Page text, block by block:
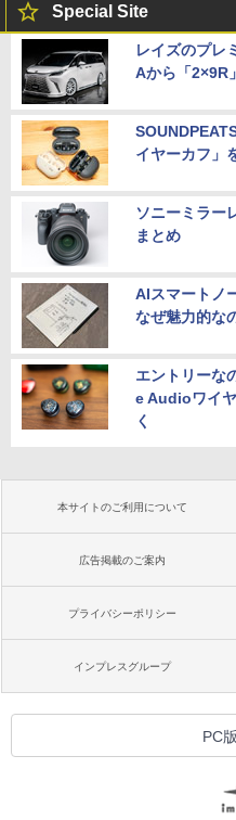
Special Site
レイズのプレ
Aから「2×9R
イヤーカフ」
ソニーミラー
まとめ
AIスマートノ
なぜ魅力的な
エントリーな
e Audioワイ
く
本サイトのご利用について
広告掲載のご案内
プライバシーポリシー
インプレスグループ
PC